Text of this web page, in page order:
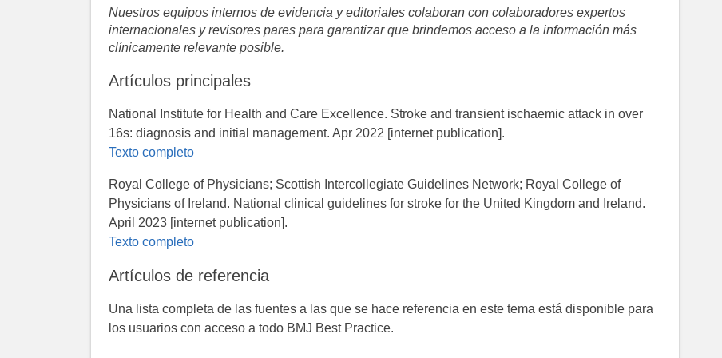
Nuestros equipos internos de evidencia y editoriales colaboran con colaboradores expertos
internacionales y revisores pares para garantizar que brindemos acceso a la información más
clínicamente relevante posible.
Artículos principales
National Institute for Health and Care Excellence. Stroke and transient ischaemic attack in over
16s: diagnosis and initial management. Apr 2022 [internet publication].
Texto completo
Royal College of Physicians; Scottish Intercollegiate Guidelines Network; Royal College of
Physicians of Ireland. National clinical guidelines for stroke for the United Kingdom and Ireland.
April 2023 [internet publication].
Texto completo
Artículos de referencia
Una lista completa de las fuentes a las que se hace referencia en este tema está disponible para
los usuarios con acceso a todo BMJ Best Practice.